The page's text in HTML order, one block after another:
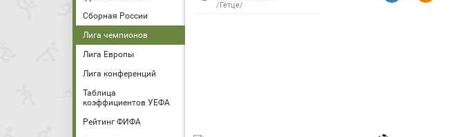
Сборная России
Лига чемпионов
Лига Европы
Лига конференций
Таблица
коэффициентов УЕФА
Рейтинг ФИФА
/Гетце/